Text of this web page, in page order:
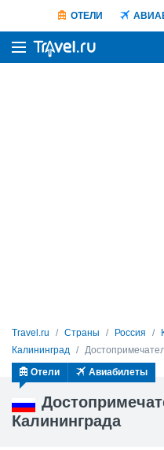
ОТЕЛИ
Travel.ru Страны Россия
Калининград
Калининграда
Отели Авиабилеты